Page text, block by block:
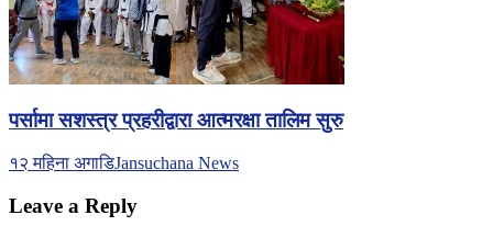
पर्सामा सशस्त्र प्रहरीद्वारा आत्मरक्षा तालिम सुरु
१२ महिना अगाडिJansuchana News
Leave a Reply